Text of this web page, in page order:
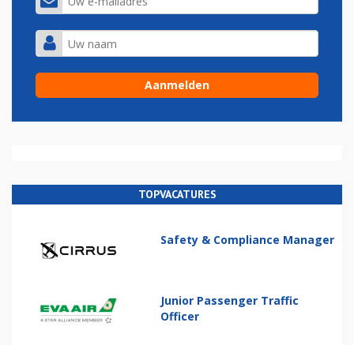
TOPVACATURES
Safety & Compliance Manager
Junior Passenger Traffic
Officer